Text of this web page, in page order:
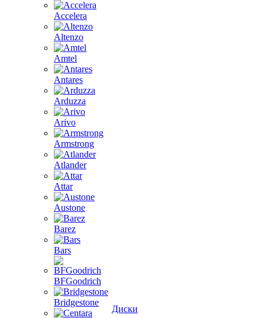
Accelera
Altenzo
Amtel
Antares
Arduzza
Arivo
Armstrong
Atlander
Attar
Austone
Barez
Bars
BFGoodrich
Bridgestone
Диски